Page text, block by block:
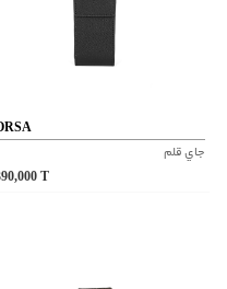
DORSA
جاي قلم
8,390,000